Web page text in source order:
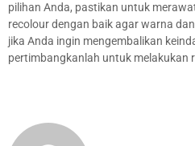
pilihan Anda, pastikan untuk
recolour dengan baik agar warna
jika Anda ingin mengembalikan
pertimbangkanlah untuk melakukan